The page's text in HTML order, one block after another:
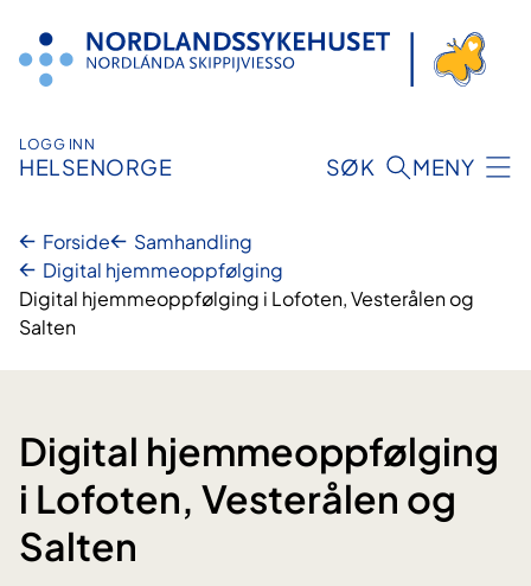
innhold
LOGG INN
HELSENORGE SØK MENY
Forside
Samhandling
Digital hjemmeoppfølging
Digital hjemmeoppfølging i Lofoten, Vesterålen og
Salten
Digital hjemmeoppfølging
i Lofoten, Vesterålen og
Salten